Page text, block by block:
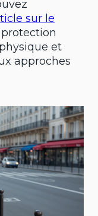
sur le
et
approches